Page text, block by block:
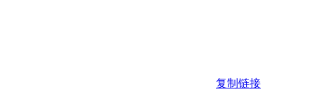
复制链接